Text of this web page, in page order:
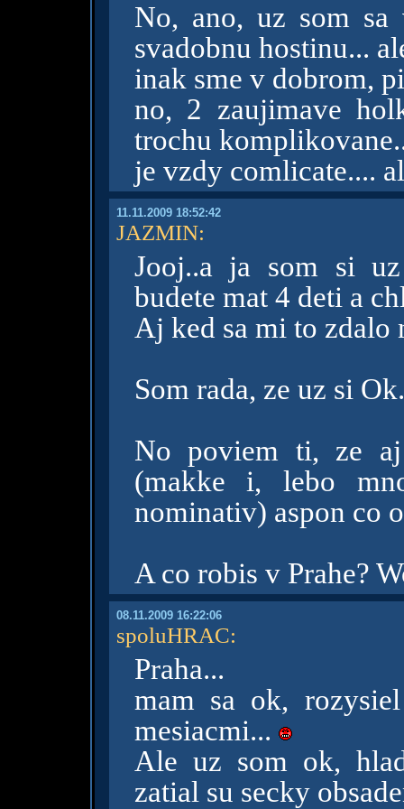
No, ano, uz som
svadobnu hostinu...
inak sme v dobrom,
no, 2 zaujimave
trochu
je vzdy comlicate....
11.11.2009 18:52:42
JAZMIN:
Jooj..a ja som si
budete mat 4 deti a
Aj ked sa mi to zdalo
Som rada, ze uz si
No poviem ti, ze aj
(makke i, lebo
nominativ) aspon co
A co robis v Prahe?
08.11.2009 16:22:06
spoluHRAC:
Praha...
mam sa ok,
mesiacmi...
Ale uz som ok,
zatial su secky